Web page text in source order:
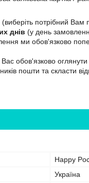
(виберіть потрібний
днів (у день
ми обов'язково
обов'язково оглянути
пошти та скласти
Happy
Україна